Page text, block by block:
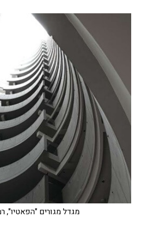
מגדל מגורים "הפאטיו",